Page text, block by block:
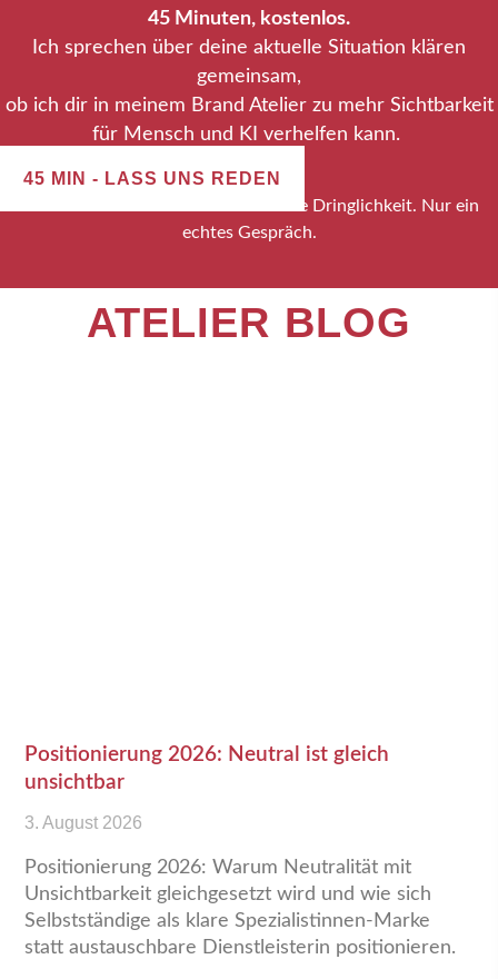
45 Minuten, kostenlos.
Ich sprechen über deine aktuelle Situation klären
gemeinsam,
ob ich dir in meinem Brand Atelier zu mehr Sichtbarkeit
für Mensch und KI verhelfen kann.
45 MIN - LASS UNS REDEN
Kein Verkaufsdruck. Keine künstliche Dringlichkeit. Nur ein
echtes Gespräch.
ATELIER BLOG
Positionierung 2026: Neutral ist gleich
unsichtbar
3. August 2026
Positionierung 2026: Warum Neutralität mit
Unsichtbarkeit gleichgesetzt wird und wie sich
Selbstständige als klare Spezialistinnen-Marke
statt austauschbare Dienstleisterin positionieren.